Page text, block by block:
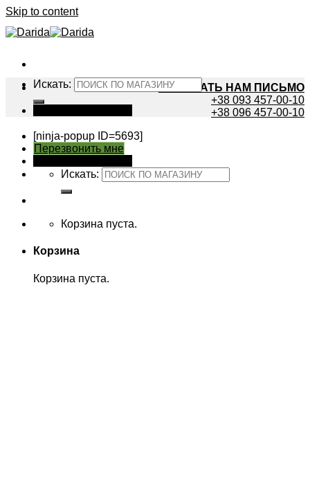
Skip to content
НАПИСАТЬ НАМ ПИСЬМО
+38 093 457-00-10
+38 096 457-00-10
[ninja-popup ID=5693]
Перезвонить мне
Искать:
Корзина пуста.
Корзина
Корзина пуста.
Искать: